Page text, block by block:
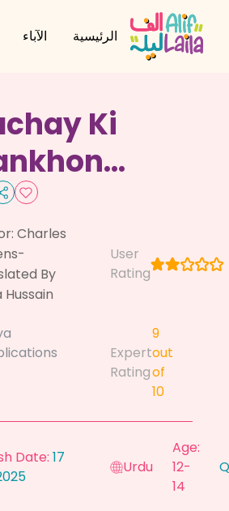
الرئيسية الآباء
Ki
Khawab
Charles
By
Hussain
User
Rating
Expert
Rating
9
out
of
10
Date: 17
Urdu
Age:
12-
14